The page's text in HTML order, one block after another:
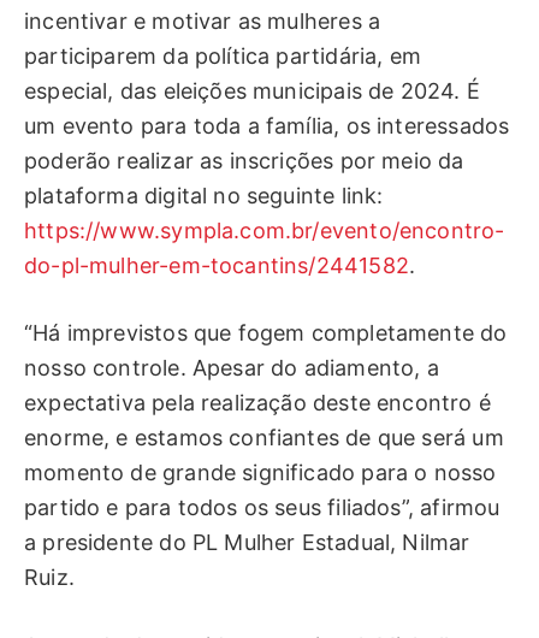
incentivar e motivar as mulheres a
participarem da política partidária, em
especial, das eleições municipais de 2024. É
um evento para toda a família, os interessados
poderão realizar as inscrições por meio da
plataforma digital no seguinte link:
https://www.sympla.com.br/evento/encontro-
do-pl-mulher-em-tocantins/2441582.
“Há imprevistos que fogem completamente do
nosso controle. Apesar do adiamento, a
expectativa pela realização deste encontro é
enorme, e estamos confiantes de que será um
momento de grande significado para o nosso
partido e para todos os seus filiados”, afirmou
a presidente do PL Mulher Estadual, Nilmar
Ruiz.